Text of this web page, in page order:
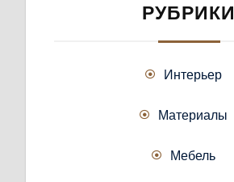
РУБРИКИ
Интерьер
Материалы
Мебель